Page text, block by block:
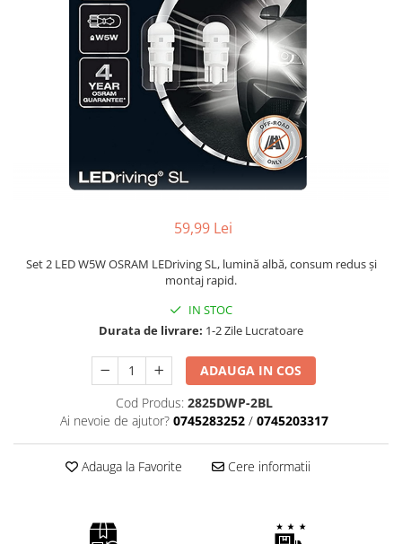
59,99 Lei
Set 2 LED W5W OSRAM LEDriving SL, lumină albă, consum redus și
montaj rapid.
IN STOC
Durata de livrare: 1-2 Zile Lucratoare
ADAUGA IN COS
Cod Produs: 2825DWP-2BL
Ai nevoie de ajutor? 0745283252 / 0745203317
Adauga la Favorite Cere informatii